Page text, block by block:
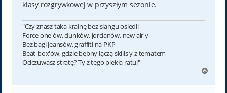
klasy rozgrywkowej w przyszłym sezonie.
"Czy znasz taka krainę bez slangu osiedli
Force one'ów, dunków, jordanów, new air'y
Bez bagi jeansów, graffiti na PKP
Beat-box'ów, gdzie bębny łączą skills'y z tematem
Odczuwasz stratę? Ty z tego piekła ratuj"
g